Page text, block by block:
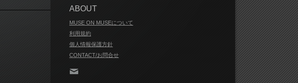
ABOUT
MUSE ON MUSEについて
利用規約
個人情報保護方針
CONTACT/お問合せ